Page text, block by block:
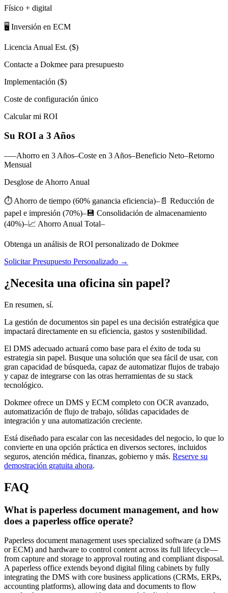
Físico + digital
🖥️ Inversión en ECM
Licencia Anual Est. ($)
Contacte a Dokmee para presupuesto
Implementación ($)
Coste de configuración único
Calcular mi ROI
Su ROI a 3 Años
–––Ahorro en 3 Años–Coste en 3 Años–Beneficio Neto–Retorno
Mensual
Desglose de Ahorro Anual
⏱️ Ahorro de tiempo (60% ganancia eficiencia)–📄 Reducción de
papel e impresión (70%)–💾 Consolidación de almacenamiento
(40%)–📈 Ahorro Anual Total–
Obtenga un análisis de ROI personalizado de Dokmee
Solicitar Presupuesto Personalizado →
¿Necesita una oficina sin papel?
En resumen, sí.
La gestión de documentos sin papel es una decisión estratégica que
impactará directamente en su eficiencia, gastos y sostenibilidad.
El DMS adecuado actuará como base para el éxito de toda su
estrategia sin papel. Busque una solución que sea fácil de usar, con
gran capacidad de búsqueda, capaz de automatizar flujos de trabajo
y capaz de integrarse con las otras herramientas de su stack
tecnológico.
Dokmee ofrece un DMS y ECM completo con OCR avanzado,
automatización de flujo de trabajo, sólidas capacidades de
integración y una automatización creciente.
Está diseñado para escalar con las necesidades del negocio, lo que lo
convierte en una opción práctica en diversos sectores, incluidos
seguros, atención médica, finanzas, gobierno y más. Reserve su
demostración gratuita ahora.
FAQ
What is paperless document management, and how
does a paperless office operate?
Paperless document management uses specialized software (a DMS
or ECM) and hardware to control content across its full lifecycle—
from capture and storage to approval routing and compliant disposal.
A paperless office extends beyond digital filing cabinets by fully
integrating the DMS with core business applications (CRMs, ERPs,
accounting platforms), allowing data and documents to flow